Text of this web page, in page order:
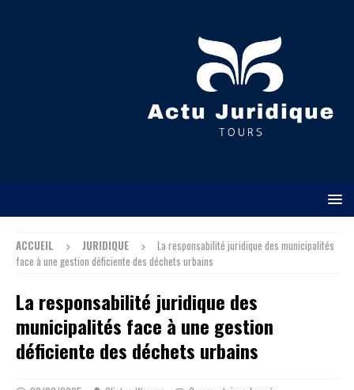
ACCUEIL JURIDIQUE
La responsabilité juridique des municipalités
face à une gestion déficiente des déchets urbains
La responsabilité juridique des
municipalités face à une gestion
déficiente des déchets urbains